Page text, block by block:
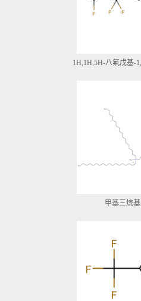
1H,1H,5H-八氟戊基-
甲基三烷